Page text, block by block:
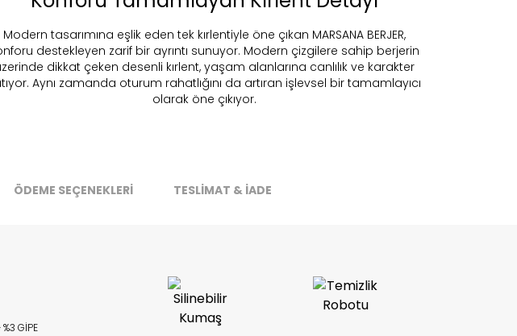
SUBMIT
Modern tasarımına eşlik eden tek kırlentiyle öne çıkan MARSANA BERJER,
destekleyen zarif bir ayrıntı sunuyor. Modern çizgilere sahip berjerin
dikkat çeken desenli kırlent, yaşam alanlarına canlılık ve karakter
Aynı zamanda oturum rahatlığını da artıran işlevsel bir tamamlayıcı
olarak öne çıkıyor.
ÖDEME SEÇENEKLERİ TESLİMAT & İADE
GİPE